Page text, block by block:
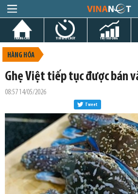
TRANG CHỦ TIN GIỜ CHÓT THỊ TRƯỜNG
HÀNG HÓA
Ghẹ Việt tiếp tục được bán
08:57 14/05/2026
Tweet